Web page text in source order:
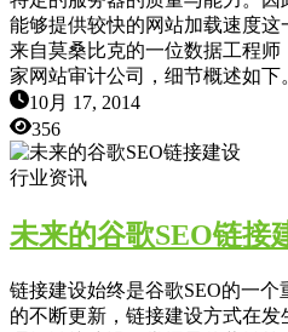
能够提供较快的网站加载速度这
来自莫桑比克的一位数据工程
家网站审计公司，细节概述如下
10月 17, 2014
356
行业资讯
未来的谷歌SEO链接
链接建设始终是谷歌SEO的一
的不断更新，链接建设方式在